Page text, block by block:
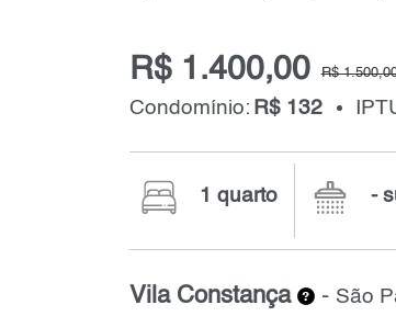
R$ 1.400,00 R$
Condomínio: R$ 132
1 quarto -
Vila Constança - São